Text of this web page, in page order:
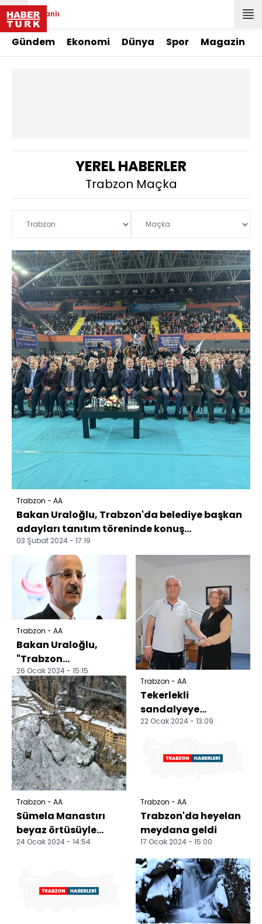
Canlı
Gündem Ekonomi Dünya Spor Magazin
YEREL HABERLER
Trabzon Maçka
Trabzon - AA
Bakan Uraloğlu, Trabzon'da belediye başkan
adayları tanıtım töreninde konuş...
03 Şubat 2024 - 17:19
Trabzon - AA
Bakan Uraloğlu,
"Trabzon
Sürdürülebilir
Kentsel Ulaşım Planı
Projesi" topla...
26 Ocak 2024 - 15:15
Trabzon - AA
Sümela Manastırı
beyaz örtüsüyle
görüntülendi
24 Ocak 2024 - 14:54
Trabzon - AA
Tekerlekli
sandalyeye
mahkum olan SCA
yeniden yürüdü
22 Ocak 2024 - 13:09
Trabzon - AA
Trabzon'da heyelan
meydana geldi
17 Ocak 2024 - 15:00